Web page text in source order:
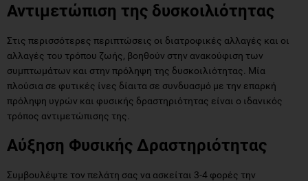
Αντιμετώπιση της δυσκοιλιότητας
Στις περισσότερες περιπτώσεις οι διατροφικές αλλαγές και οι
αλλαγές του τρόπου ζωής, βοηθούν στην ανακούφιση των
συμπτωμάτων και στην πρόληψη της δυσκοιλιότητας. Μία
πλούσια σε φυτικές ίνες δίαιτα σε συνδυασμό με την επαρκή
πρόληψη υγρών και φυσικής δραστηριότητας είναι ο ιδανικός
τρόπος αντιμετώπισης της.
Αύξηση Φυσικής Δραστηριότητας
Συμβουλέψτε τον πελάτη σας να ασκείται 3-4 φορές την